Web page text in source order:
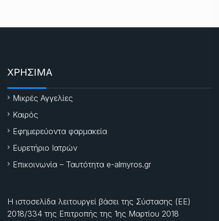
ΧΡΗΣΙΜΑ
Μικρές Αγγελίες
Καιρός
Εφημερεύοντα φαρμακεία
Ευρετήριο Ιατρών
Επικοινωνία – Ταυτότητα e-almyros.gr
Η ιστοσελίδα λειτουργεί βάσει της Σύστασης (ΕΕ)
2018/334 της Επιτροπής της 1ης Μαρτίου 2018